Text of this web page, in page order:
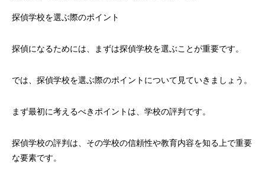
探偵学校を選ぶ際のポイント
探偵になるためには、まずは探偵学校を選ぶことが重要です。
では、探偵学校を選ぶ際のポイントについて見ていきましょう。
まず最初に考えるべきポイントは、学校の評判です。
探偵学校の評判は、その学校の信頼性や教育内容を知る上で重要
な要素です。